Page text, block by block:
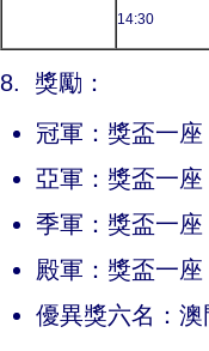
14:30
8. 獎勵：
冠軍：獎盃一
亞軍：獎盃一
季軍：獎盃一
殿軍：獎盃一
優異獎六名：